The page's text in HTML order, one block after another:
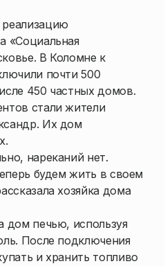
«Социальная
В Коломне к
почти 500
450 частных домов.
стали жители
Их дом
нареканий нет.
будем жить в своем
хозяйка дома
дом печью, используя
После подключения
и хранить топливо